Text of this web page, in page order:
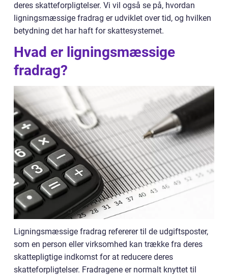
deres skatteforpligtelser. Vi vil også se på, hvordan
ligningsmæssige fradrag er udviklet over tid, og hvilken
betydning det har haft for skattesystemet.
Hvad er ligningsmæssige
fradrag?
Ligningsmæssige fradrag refererer til de udgiftsposter,
som en person eller virksomhed kan trække fra deres
skattepligtige indkomst for at reducere deres
skatteforpligtelser. Fradragene er normalt knyttet til